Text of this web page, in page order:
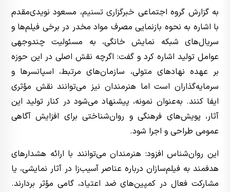
به گزارش گروه اجتماعی خبرگزاری تسنیم، مسعود نویدی‌مقدم
با اشاره به نحوه بازنمایی مصرف مواد مخدر در برخی فیلم‌ها و
سریال‌های شبکه نمایش خانگی، به مسئولیت چندوجهی
عوامل تولید اشاره کرد و گفت: اگرچه نقش اصلی در این حوزه
بر عهده نهادهای متولی، سازمان‌های مرتبط، اسپانسرها و
سرمایه‌گذاران است اما هنرمندان نیز می‌توانند نقش مؤثری
ایفا کنند. به‌عنوان نمونه، پیشنهاد می‌شود در کنار تولید این
آثار، پویش‌های فرهنگی و روان‌شناختی برای افزایش آگاهی
عمومی طراحی و اجرا شود.
این روان‌شناس افزود: هنرمندان می‌توانند با ارائه هشدارهای
هدفمند به فیلم‌سازان درباره عناصر آسیب‌زا در آثار نمایشی، یا
مشارکت فعال در کمپین‌های ضد اعتیاد، گامی مؤثر بردارند.